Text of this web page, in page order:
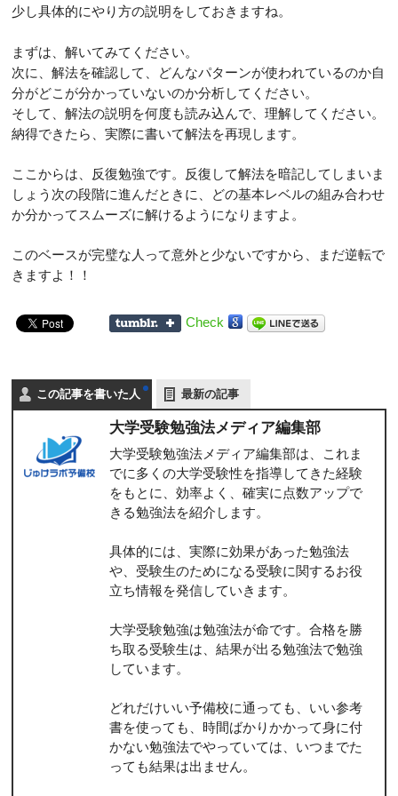
少し具体的にやり方の説明をしておきますね。
まずは、解いてみてください。
次に、解法を確認して、どんなパターンが使われているのか自
分がどこが分かっていないのか分析してください。
そして、解法の説明を何度も読み込んで、理解してください。
納得できたら、実際に書いて解法を再現します。
ここからは、反復勉強です。反復して解法を暗記してしまいま
しょう次の段階に進んだときに、どの基本レベルの組み合わせ
か分かってスムーズに解けるようになりますよ。
このベースが完璧な人って意外と少ないですから、まだ逆転で
きますよ！！
Check
この記事を書いた人 最新の記事
大学受験勉強法メディア編集部
大学受験勉強法メディア編集部は、これま
でに多くの大学受験性を指導してきた経験
をもとに、効率よく、確実に点数アップで
きる勉強法を紹介します。
具体的には、実際に効果があった勉強法
や、受験生のためになる受験に関するお役
立ち情報を発信していきます。
大学受験勉強は勉強法が命です。合格を勝
ち取る受験生は、結果が出る勉強法で勉強
しています。
どれだけいい予備校に通っても、いい参考
書を使っても、時間ばかりかかって身に付
かない勉強法でやっていては、いつまでた
っても結果は出ません。